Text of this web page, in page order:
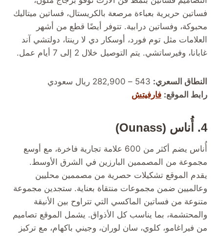
فساتين حريرية بعباءة مرصعة بالكريستال، فساتين ميتاليك
محبوكة، وفساتين درابية. تتوفر أيضًا قطع من أشهر
العلامات مثل توم فورد، أوسكار دي لا رينتا، دولتشي آند
غابانا، وفيرساتشي. يتم التوصيل خلال 2 إلى 7 أيام عمل.
النطاق السعري:
رابط الموقع: فارفيتش
4. أُناس (Ounass)
أُناس يضم أكثر من 600 علامة تجارية فاخرة، مع أوسع
مجموعة من المصممين البارزين في الشرق الأوسط.
يقدم الموقع تشكيلات حصرية من مصممين محليين
وعالميين ضمن مجموعات منتقاة بعناية. ستجدين مجموعة
متنوعة من فساتين الماكسي التي تتراوح بين الأنيقة
والمحتشمة، بما يناسب كل الأذواق. يشمل الموقع تصاميم
من فيراغامو، كلوي، سان لوران، وجيني باكهام، مع تركيز